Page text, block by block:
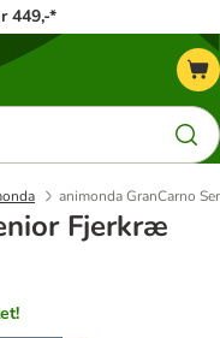
449,-*
animonda GranCarno
Fjerkræ